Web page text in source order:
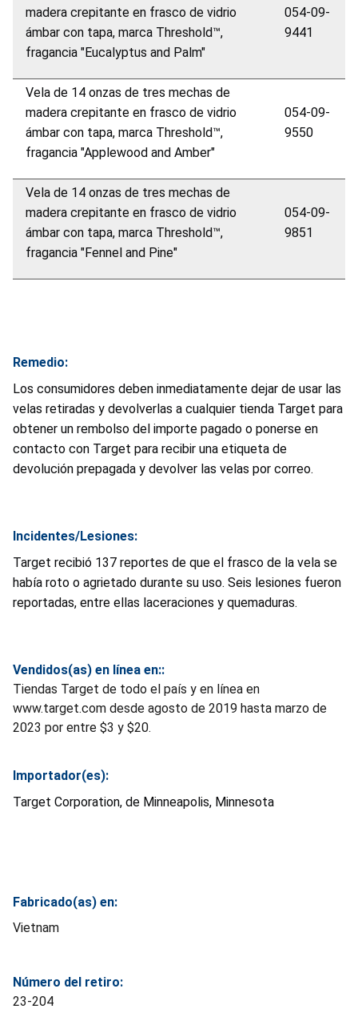
madera crepitante en frasco de vidrio
ámbar con tapa, marca Threshold™,
fragancia "Eucalyptus and Palm"
054-09-
9441
Vela de 14 onzas de tres mechas de
madera crepitante en frasco de vidrio
ámbar con tapa, marca Threshold™,
fragancia "Applewood and Amber"
054-09-
9550
Vela de 14 onzas de tres mechas de
madera crepitante en frasco de vidrio
ámbar con tapa, marca Threshold™,
fragancia "Fennel and Pine"
054-09-
9851
Remedio:
Los consumidores deben inmediatamente dejar de usar las
velas retiradas y devolverlas a cualquier tienda Target para
obtener un rembolso del importe pagado o ponerse en
contacto con Target para recibir una etiqueta de
devolución prepagada y devolver las velas por correo.
Incidentes/Lesiones:
Target recibió 137 reportes de que el frasco de la vela se
había roto o agrietado durante su uso. Seis lesiones fueron
reportadas, entre ellas laceraciones y quemaduras.
Vendidos(as) en línea en::
Tiendas Target de todo el país y en línea en
www.target.com desde agosto de 2019 hasta marzo de
2023 por entre $3 y $20.
Importador(es):
Target Corporation, de Minneapolis, Minnesota
Fabricado(as) en:
Vietnam
Número del retiro:
23-204